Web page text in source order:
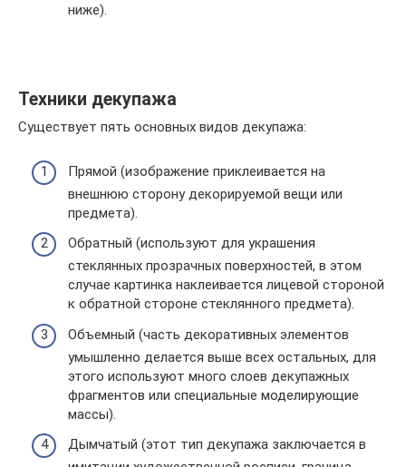
ниже).
Техники декупажа
Существует пять основных видов декупажа:
Прямой (изображение приклеивается на
внешнюю сторону декорируемой вещи или
предмета).
Обратный (используют для украшения
стеклянных прозрачных поверхностей, в этом
случае картинка наклеивается лицевой стороной
к обратной стороне стеклянного предмета).
Объемный (часть декоративных элементов
умышленно делается выше всех остальных, для
этого используют много слоев декупажных
фрагментов или специальные моделирующие
массы).
Дымчатый (этот тип декупажа заключается в